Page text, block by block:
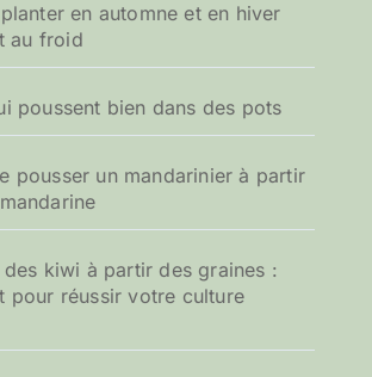
en automne et en hiver
au froid
poussent bien dans des pots
pousser un mandarinier à partir
des kiwi à partir des graines :
pour réussir votre culture